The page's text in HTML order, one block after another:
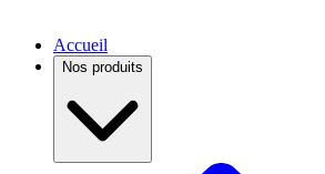
Accueil
Nos produits